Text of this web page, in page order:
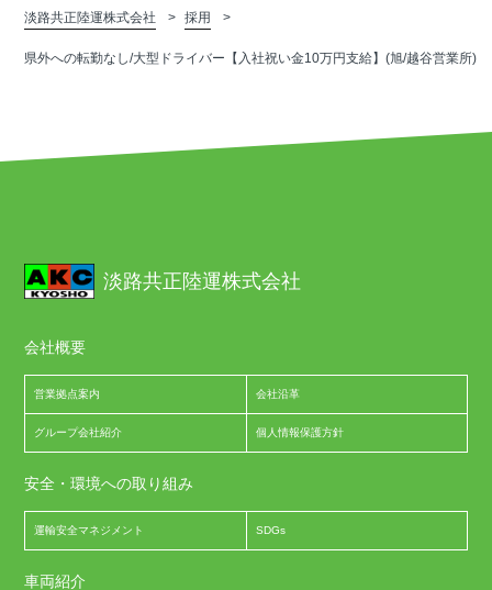
淡路共正陸運株式会社 採用
県外への転勤なし/大型ドライバー【入社祝い金10万円支給】(旭/越谷営業所)
淡路共正陸運株式会社
会社概要
営業拠点案内 会社沿革
グループ会社紹介 個人情報保護方針
安全・環境への取り組み
運輸安全マネジメント SDGs
車両紹介